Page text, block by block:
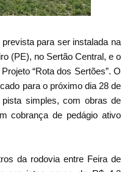
para ser instalada na
(PE), no Sertão Central, e o
“Rota dos Sertões”. O
para o próximo dia 28 de
simples, com obras de
cobrança de pedágio ativo
da rodovia entre Feira de